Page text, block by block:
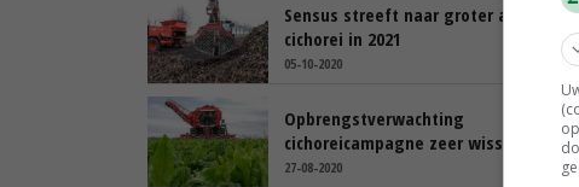
Sensus streeft naar groter areaal
cichorei in 2021
05-10-2020
Opbrengstverwachting
cichoreicampagne zeer wisselend
27-08-2020